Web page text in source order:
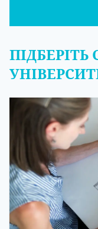
ПІДБЕРІТЬ